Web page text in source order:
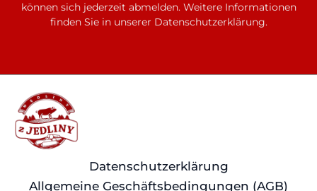
können sich jederzeit abmelden. Weitere Informationen
finden Sie in unserer Datenschutzerklärung.
Datenschutzerklärung
Allgemeine Geschäftsbedingungen (AGB)